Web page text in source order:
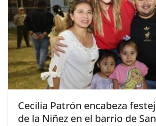
Cecilia Patrón encabeza
de la Niñez en el barrio de